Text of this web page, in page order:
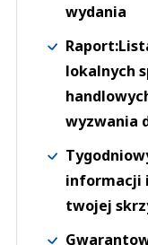
wydania
lokalnych
wyzwania
informacji
twojej